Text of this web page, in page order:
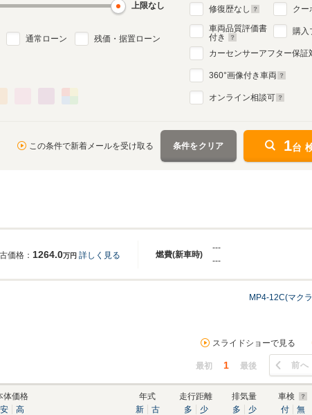
上限なし
通常ローン 残価・据置ローン
修復歴なし
車両品質評価書
付き
クー
購入
カーセンサーアフター保証
360°画像付き車両
オンライン相談可
この条件で新着メールを受け取る 条件をクリア 1台
燃費(新車時)
価格： 1264.0万円 詳しく見る
---
---
MP4-12C(マク
スライドショーで見る
最初 1 最後 前へ
体価格
安
高
年式
新
古
走行距離
多
少
排気量
多
少
車検
付
無